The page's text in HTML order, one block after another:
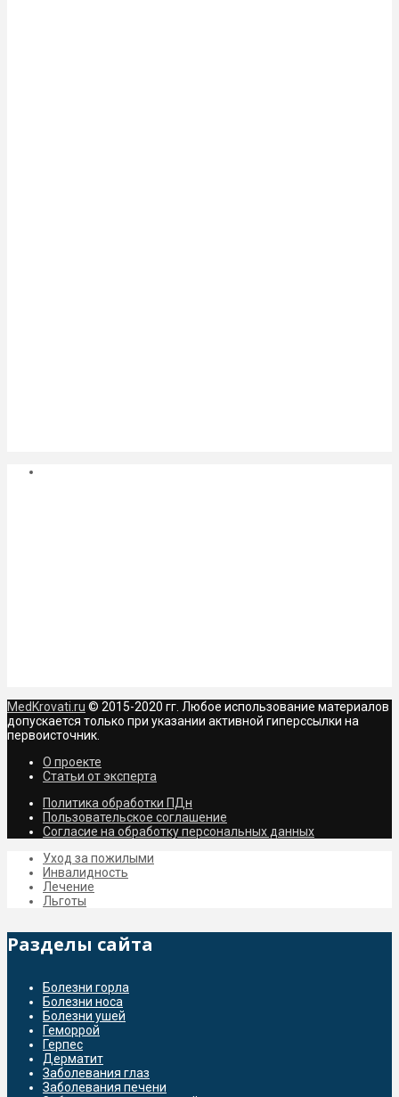
MedKrovati.ru © 2015-2020 гг. Любое использование материалов
допускается только при указании активной гиперссылки на
первоисточник.
О проекте
Статьи от эксперта
Политика обработки ПДн
Пользовательское соглашение
Согласие на обработку персональных данных
Уход за пожилыми
Инвалидность
Лечение
Льготы
Разделы сайта
Болезни горла
Болезни носа
Болезни ушей
Геморрой
Герпес
Дерматит
Заболевания глаз
Заболевания печени